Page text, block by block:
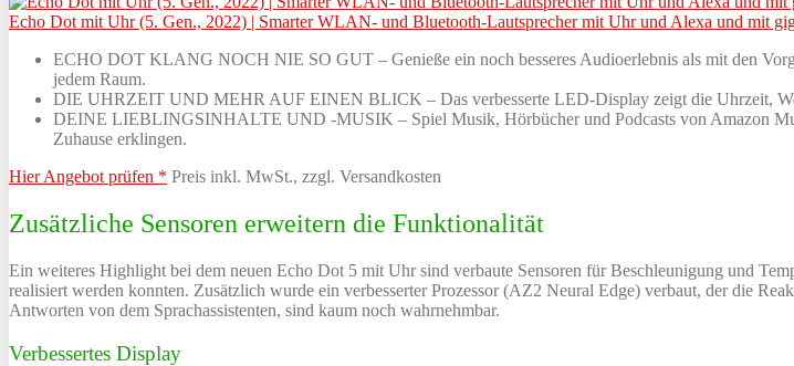
Echo Dot mit Uhr (5. Gen., 2022) | Smarter WLAN- und Bluetooth-Lautsprecher mit Uhr und Alexa und mit
ECHO DOT KLANG NOCH NIE SO GUT – Genieße ein noch besseres Audioerlebnis als mit den
jedem Raum.
DIE UHRZEIT UND MEHR AUF EINEN BLICK – Das verbesserte LED-Display zeigt die Uhrzeit,
DEINE LIEBLINGSINHALTE UND -MUSIK – Spiel Musik, Hörbücher und Podcasts von Amazon
Zuhause erklingen.
Hier Angebot prüfen * Preis inkl. MwSt., zzgl. Versandkosten
Zusätzliche Sensoren erweitern die Funktionalität
Ein weiteres Highlight bei dem neuen Echo Dot 5 mit Uhr sind verbaute Sensoren für Beschleunigung und
realisiert werden konnten. Zusätzlich wurde ein verbesserter Prozessor (AZ2 Neural Edge) verbaut, der die
Antworten von dem Sprachassistenten, sind kaum noch wahrnehmbar.
Verbessertes Display